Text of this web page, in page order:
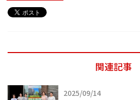
関連記事
2025/09/14